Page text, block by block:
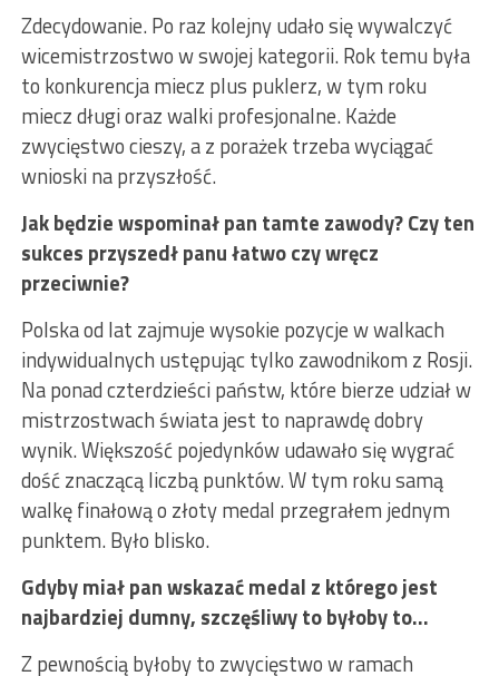
Zdecydowanie. Po raz kolejny udało się wywalczyć
wicemistrzostwo w swojej kategorii. Rok temu była
to konkurencja miecz plus puklerz, w tym roku
miecz długi oraz walki profesjonalne. Każde
zwycięstwo cieszy, a z porażek trzeba wyciągać
wnioski na przyszłość.
Jak będzie wspominał pan tamte zawody? Czy ten
sukces przyszedł panu łatwo czy wręcz
przeciwnie?
Polska od lat zajmuje wysokie pozycje w walkach
indywidualnych ustępując tylko zawodnikom z Rosji.
Na ponad czterdzieści państw, które bierze udział w
mistrzostwach świata jest to naprawdę dobry
wynik. Większość pojedynków udawało się wygrać
dość znaczącą liczbą punktów. W tym roku samą
walkę finałową o złoty medal przegrałem jednym
punktem. Było blisko.
Gdyby miał pan wskazać medal z którego jest
najbardziej dumny, szczęśliwy to byłoby to…
Z pewnością byłoby to zwycięstwo w ramach